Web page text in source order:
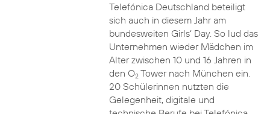
Telefónica Deutschland beteiligt
sich auch in diesem Jahr am
bundesweiten Girls‘ Day. So lud das
Unternehmen wieder Mädchen im
Alter zwischen 10 und 16 Jahren in
den O2Tower nach München ein.
20 Schülerinnen nutzten die
Gelegenheit, digitale und